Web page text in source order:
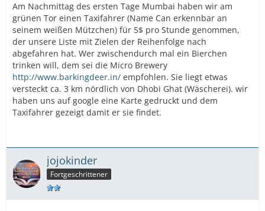
Am Nachmittag des ersten Tage Mumbai haben wir am
grünen Tor einen Taxifahrer (Name Can erkennbar an
seinem weißen Mützchen) für 5$ pro Stunde genommen,
der unsere Liste mit Zielen der Reihenfolge nach
abgefahren hat. Wer zwischendurch mal ein Bierchen
trinken will, dem sei die Micro Brewery
http://www.barkingdeer.in/ empfohlen. Sie liegt etwas
versteckt ca. 3 km nördlich von Dhobi Ghat (Wäscherei). wir
haben uns auf google eine Karte gedruckt und dem
Taxifahrer gezeigt damit er sie findet.
jojokinder
Fortgeschrittener